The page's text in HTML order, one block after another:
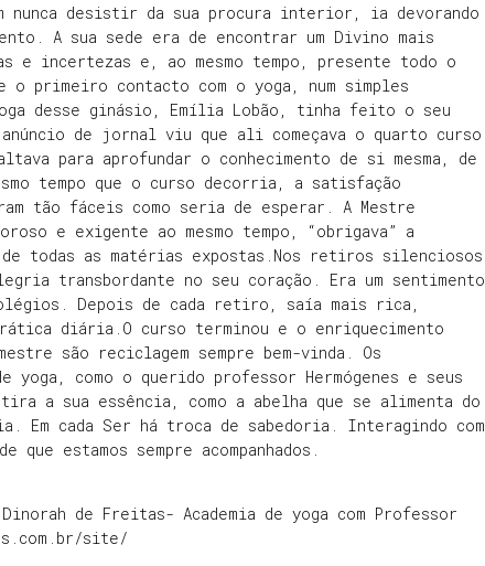
nunca desistir da sua procura interior, ia devorando
A sua sede era de encontrar um Divino mais
e incertezas e, ao mesmo tempo, presente todo o
o primeiro contacto com o yoga, num simples
desse ginásio, Emília Lobão, tinha feito o seu
anúncio de jornal viu que ali começava o quarto curso
para aprofundar o conhecimento de si mesma, de
tempo que o curso decorria, a satisfação
tão fáceis como seria de esperar. A Mestre
e exigente ao mesmo tempo, “obrigava” a
de todas as matérias expostas.Nos retiros silenciosos
transbordante no seu coração. Era um sentimento
Depois de cada retiro, saía mais rica,
diária.O curso terminou e o enriquecimento
são reciclagem sempre bem-vinda. Os
yoga, como o querido professor Hermógenes e seus
a sua essência, como a abelha que se alimenta do
Em cada Ser há troca de sabedoria. Interagindo com
estamos sempre acompanhados.
de Freitas- Academia de yoga com Professor
site/